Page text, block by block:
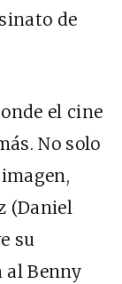
de
el cine
No solo
(Daniel
su
al Benny